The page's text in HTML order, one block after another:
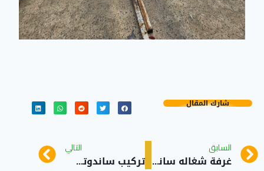
شارك المقال
السابق
غرفة شغاله ساندوتش بانل حي النسيم جدة
التالي
تركيب ساندوتش بانل البوادي بجدة